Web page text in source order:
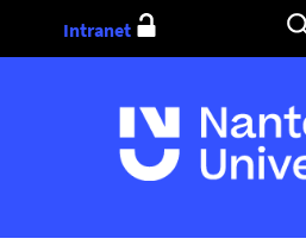
Aller
Intranet